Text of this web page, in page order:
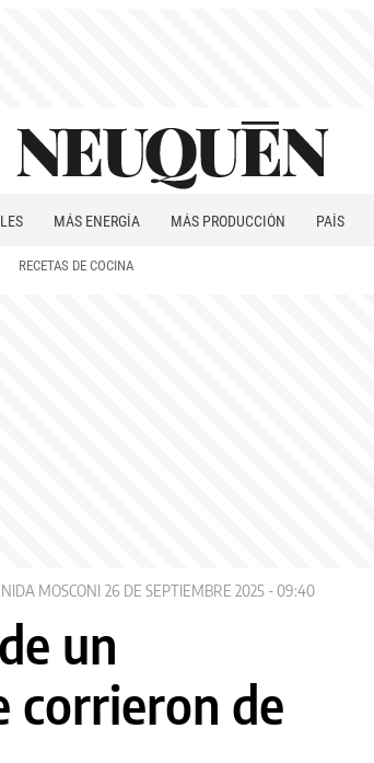
MÁS ENERGÍA MÁS PRODUCCIÓN PAÍS
RECETAS DE COCINA
MOSCONI 26 DE SEPTIEMBRE 2025 - 09:40
un
corrieron de